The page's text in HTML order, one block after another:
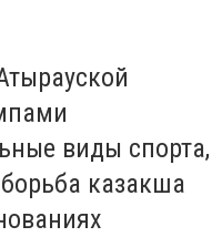
виды спорта,
казакша